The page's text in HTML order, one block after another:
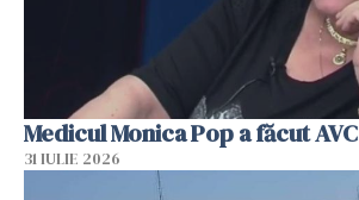
Medicul Monica Pop a făcut AVC
31 IULIE 2026